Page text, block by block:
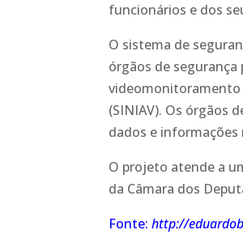
funcionários e dos
O sistema de
órgãos de
videomonitoramento
(SINIAV). Os órgãos
dados e informações
O projeto atende a
da Câmara dos
Fonte: http://